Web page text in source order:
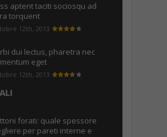
aptent taciti sociosqu ad
torquent
12th, 2013
dui lectus, pharetra nec
eget
12th, 2013
forati: quale spessore
per pareti interne e